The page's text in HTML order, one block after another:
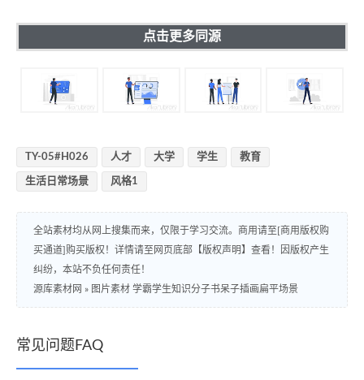
点击更多同源
TY-05#H026 人才 大学 学生 教育
生活日常场景 风格1
全站素材均从网上搜集而来，仅限于学习交流。商用请至[商用版权购
买通道]购买版权！详情请至网页底部【版权声明】查看！因版权产生
纠纷，本站不负任何责任！
源库素材网 » 图片素材 学霸学生知识分子书呆子插画扁平场景
常见问题FAQ